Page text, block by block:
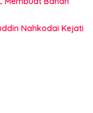
Nahkodai Kejati